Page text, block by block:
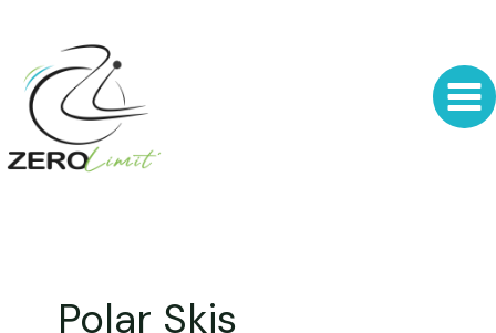
contenu
Polar Skis